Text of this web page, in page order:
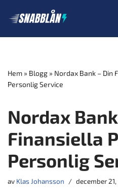
till
Hem » Blogg » Nordax Bank – Din
Personlig Service
Nordax
Finansiella
Personlig
av Klas Johansson december